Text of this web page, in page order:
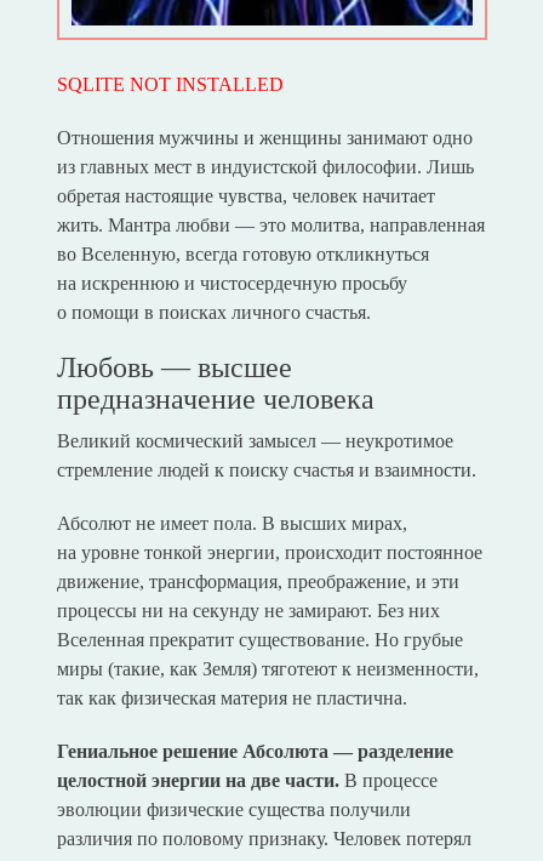
SQLITE NOT INSTALLED
Отношения мужчины и женщины занимают одно
из главных мест в индуистской философии. Лишь
обретая настоящие чувства, человек начитает
жить. Мантра любви — это молитва, направленная
во Вселенную, всегда готовую откликнуться
на искреннюю и чистосердечную просьбу
о помощи в поисках личного счастья.
Любовь — высшее
предназначение человека
Великий космический замысел — неукротимое
стремление людей к поиску счастья и взаимности.
Абсолют не имеет пола. В высших мирах,
на уровне тонкой энергии, происходит постоянное
движение, трансформация, преображение, и эти
процессы ни на секунду не замирают. Без них
Вселенная прекратит существование. Но грубые
миры (такие, как Земля) тяготеют к неизменности,
так как физическая материя не пластична.
Гениальное решение Абсолюта — разделение
целостной энергии на две части.В процессе
эволюции физические существа получили
различия по половому признаку. Человек потерял